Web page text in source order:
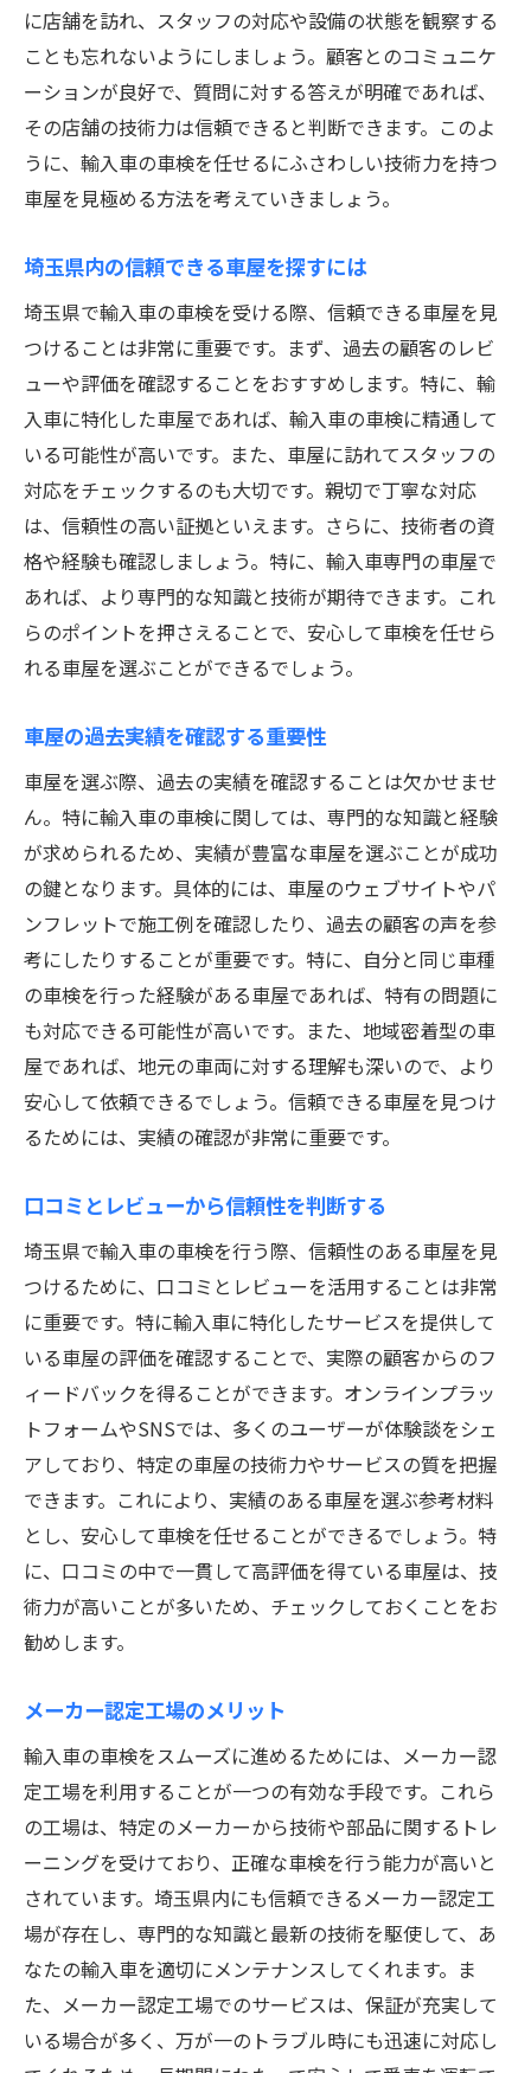
埼玉県での実際の車検成功ケース
顧客の声から見る信頼性
初めての輸入車車検でも安心！埼玉県の車屋選
びのポイント
初めての車検で準備すべきこと
信頼できる初回車検ガイド
専門家によるアドバイスの活用法
初心者向けのサポートを提供する店の見つ
け方
車検時に注意すべき重要ポイント
初めての不安を軽減するヒント
車検の不安を解消！埼玉県で評判の良い輸入車
専門店とは
評判の良い店の共通点
お客様満足度が高い理由を探る
信頼できる店の選び方
地元で人気のある車屋の特徴
実際の利用者の声から見る信頼性
輸入車の車検の流れをスムーズにするための車
屋の選び方
車検の流れを理解するための基礎知識
円滑な手続きをサポートする店の選び方
車検プロセスを効率化するコツ
手間のかからない車検を実現する方法
車検手続きでのトラブルを避けるためのポ
イント
スムーズな流れのために確認すべき事項
輸入車の車検でよくある質問に答える！埼玉県
よくある質問トップ5とその回答
実例から学ぶ最適な車検方法
埼玉県における典型的な車検質問と答え
専門家が答える輸入車車検の疑問
具体的な事例に基づいたQ&A
よくあるトラブルと解決策の紹介
に店舗を訪れ、スタッフの対応や設備の状態を観察する
ことも忘れないようにしましょう。顧客とのコミュニケ
ーションが良好で、質問に対する答えが明確であれば、
その店舗の技術力は信頼できると判断できます。このよ
うに、輸入車の車検を任せるにふさわしい技術力を持つ
車屋を見極める方法を考えていきましょう。
埼玉県内の信頼できる車屋を探すには
埼玉県で輸入車の車検を受ける際、信頼できる車屋を見
つけることは非常に重要です。まず、過去の顧客のレビ
ューや評価を確認することをおすすめします。特に、輸
入車に特化した車屋であれば、輸入車の車検に精通して
いる可能性が高いです。また、車屋に訪れてスタッフの
対応をチェックするのも大切です。親切で丁寧な対応
は、信頼性の高い証拠といえます。さらに、技術者の資
格や経験も確認しましょう。特に、輸入車専門の車屋で
あれば、より専門的な知識と技術が期待できます。これ
らのポイントを押さえることで、安心して車検を任せら
れる車屋を選ぶことができるでしょう。
車屋の過去実績を確認する重要性
車屋を選ぶ際、過去の実績を確認することは欠かせませ
ん。特に輸入車の車検に関しては、専門的な知識と経験
が求められるため、実績が豊富な車屋を選ぶことが成功
の鍵となります。具体的には、車屋のウェブサイトやパ
ンフレットで施工例を確認したり、過去の顧客の声を参
考にしたりすることが重要です。特に、自分と同じ車種
の車検を行った経験がある車屋であれば、特有の問題に
も対応できる可能性が高いです。また、地域密着型の車
屋であれば、地元の車両に対する理解も深いので、より
安心して依頼できるでしょう。信頼できる車屋を見つけ
るためには、実績の確認が非常に重要です。
口コミとレビューから信頼性を判断する
埼玉県で輸入車の車検を行う際、信頼性のある車屋を見
つけるために、口コミとレビューを活用することは非常
に重要です。特に輸入車に特化したサービスを提供して
いる車屋の評価を確認することで、実際の顧客からのフ
ィードバックを得ることができます。オンラインプラッ
トフォームやSNSでは、多くのユーザーが体験談をシェ
アしており、特定の車屋の技術力やサービスの質を把握
できます。これにより、実績のある車屋を選ぶ参考材料
とし、安心して車検を任せることができるでしょう。特
に、口コミの中で一貫して高評価を得ている車屋は、技
術力が高いことが多いため、チェックしておくことをお
勧めします。
メーカー認定工場のメリット
輸入車の車検をスムーズに進めるためには、メーカー認
定工場を利用することが一つの有効な手段です。これら
の工場は、特定のメーカーから技術や部品に関するトレ
ーニングを受けており、正確な車検を行う能力が高いと
されています。埼玉県内にも信頼できるメーカー認定工
場が存在し、専門的な知識と最新の技術を駆使して、あ
なたの輸入車を適切にメンテナンスしてくれます。ま
た、メーカー認定工場でのサービスは、保証が充実して
いる場合が多く、万が一のトラブル時にも迅速に対応し